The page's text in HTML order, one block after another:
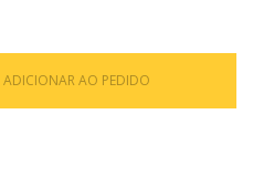
ADICIONAR AO PEDIDO